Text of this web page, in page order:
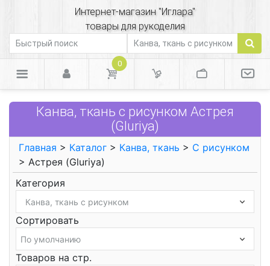
Интернет-магазин "Иглара"
товары для рукоделия
0
Канва, ткань с рисунком Астрея
(Gluriya)
Главная > Каталог > Канва, ткань > С рисунком
> Астрея (Gluriya)
Категория
Сортировать
Товаров на стр.